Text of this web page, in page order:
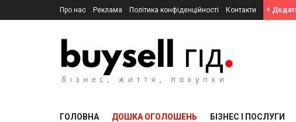
Про нас Реклама Політика конфіденційності Контакти +
ГОЛОВНА ДОШКА ОГОЛОШЕНЬ БІЗНЕС І ПОСЛУГИ